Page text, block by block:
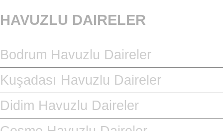
HAVUZLU DAIRELER
Bodrum Havuzlu Daireler
Kuşadası Havuzlu Daireler
Didim Havuzlu Daireler